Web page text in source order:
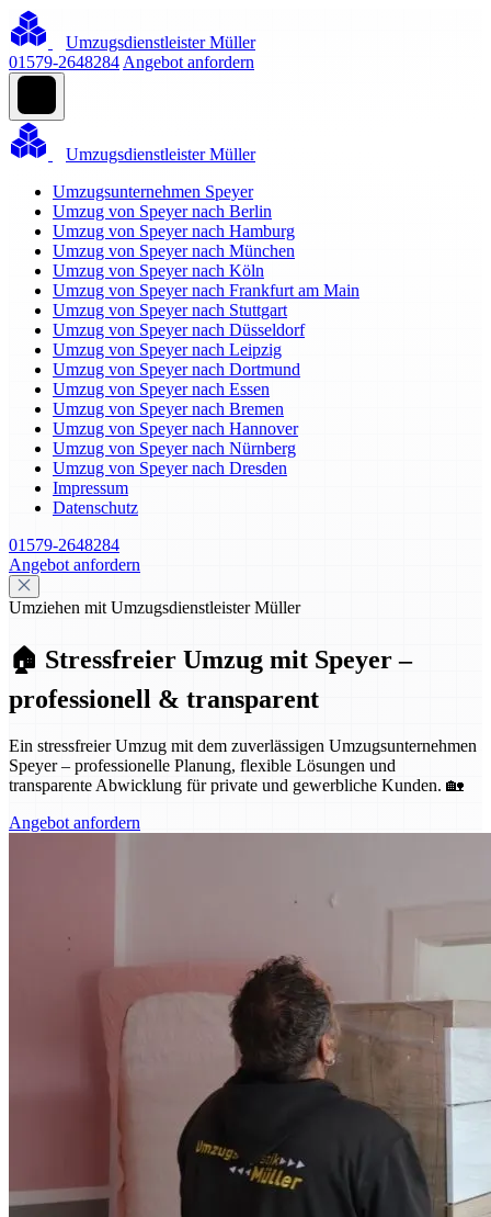
Umzugsdienstleister Müller
01579-2648284 Angebot anfordern
Umzugsdienstleister Müller
Umzugsunternehmen Speyer
Umzug von Speyer nach Berlin
Umzug von Speyer nach Hamburg
Umzug von Speyer nach München
Umzug von Speyer nach Köln
Umzug von Speyer nach Frankfurt am Main
Umzug von Speyer nach Stuttgart
Umzug von Speyer nach Düsseldorf
Umzug von Speyer nach Leipzig
Umzug von Speyer nach Dortmund
Umzug von Speyer nach Essen
Umzug von Speyer nach Bremen
Umzug von Speyer nach Hannover
Umzug von Speyer nach Nürnberg
Umzug von Speyer nach Dresden
Impressum
Datenschutz
01579-2648284
Angebot anfordern
Umziehen mit Umzugsdienstleister Müller
🏠 Stressfreier Umzug mit Speyer –
professionell & transparent
Ein stressfreier Umzug mit dem zuverlässigen Umzugsunternehmen
Speyer – professionelle Planung, flexible Lösungen und
transparente Abwicklung für private und gewerbliche Kunden. 🏡
Angebot anfordern